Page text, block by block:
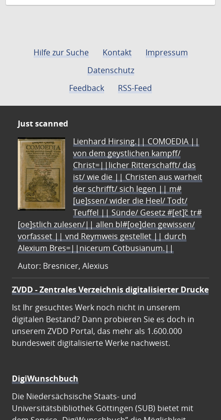
Hilfe zur Suche Kontakt
Impressum
Datenschutz
Feedback
RSS-Feed
Just scanned
Lienhard Hirsing.|| COMOEDIA ||
von dem geystlichen kampff/
Christ=||licher Ritterschafft/ das
ist/ wie die || Christen aus warheit
der schrifft/ sich legen || m#
[ue]ssen/ wider die Heel/ Todt/
Teuffel || Sünde/ Gesetz #[et]c̃ tr#
[oe]stlich zulesen/|| allen bl#[oe]den gewissen/
vorfasset || vnd Reymweis gestellet || durch
Alexium Bres=||nicerum Cotbusianum.||
Autor: Bresnicer, Alexius
ZVDD - Zentrales Verzeichnis digitalisierter Drucke
Ist Ihr gesuchtes Werk noch nicht in unserem
digitalen Bestand? Dann probieren Sie es doch in
unserem ZVDD Portal, das mehr als 1.600.000
bundesweit digitalisierte Werke nachweist.
DigiWunschbuch
Die Niedersächsische Staats- und
Universitätsbibliothek Göttingen (SUB) bietet mit